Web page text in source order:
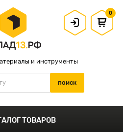
и инструменты
0
ТОВАРОВ